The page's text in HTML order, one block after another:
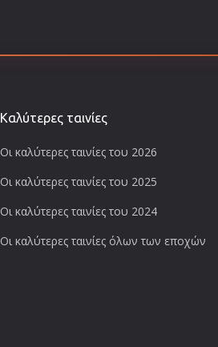
Καλύτερες ταινίες
Οι καλύτερες ταινίες του 2026
Οι καλύτερες ταινίες του 2025
Οι καλύτερες ταινίες του 2024
Οι καλύτερες ταινίες όλων των εποχών